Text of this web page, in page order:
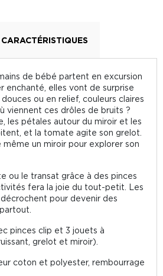
CARACTÉRISTIQUES
de bébé partent en excursion
enchanté, elles vont de surprise
ou en relief, couleurs claires
viennent ces drôles de bruits ?
les pétales autour du miroir et les
et la tomate agite son grelot.
un miroir pour explorer son
ou le transat grâce à des pinces
fera la joie du tout-petit. Les
pour devenir des
pinces clip et 3 jouets à
grelot et miroir).
coton et polyester, rembourrage